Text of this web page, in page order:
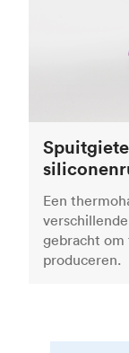
Een
gebracht om
produceren.